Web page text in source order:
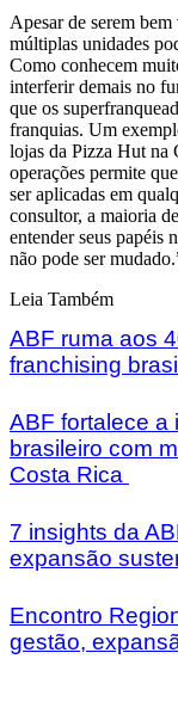
Apesar de serem
múltiplas unidades
Como conhecem
interferir demais no
que os
franquias. Um
lojas da Pizza Hut na
operações permite
ser aplicadas em
consultor, a maioria
entender seus papéis
não pode ser
Leia Também
ABF ruma aos
franchising
ABF fortalece a
brasileiro com
Costa Rica
7 insights da
expansão
Encontro
gestão,